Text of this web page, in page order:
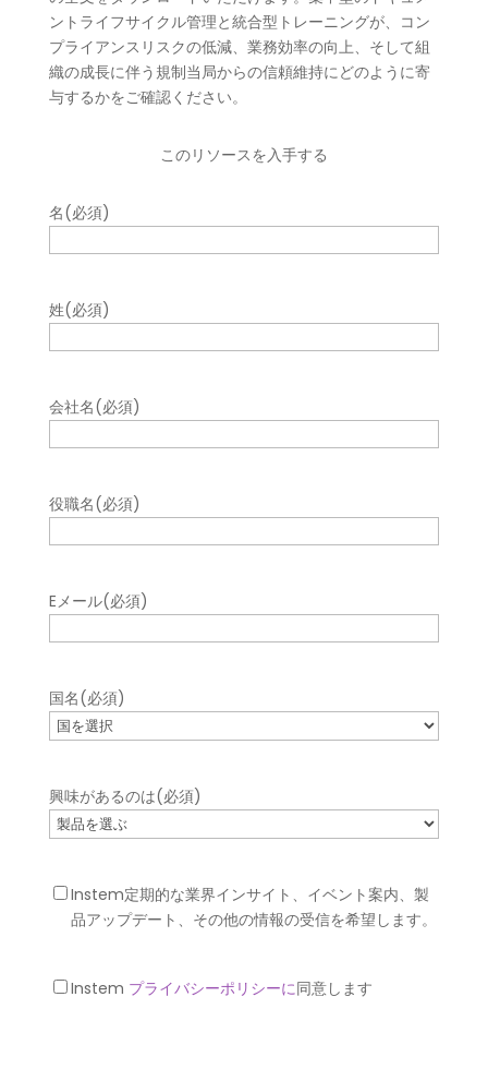
ントライフサイクル管理と統合型トレーニングが、コン
プライアンスリスクの低減、業務効率の向上、そして組
織の成長に伴う規制当局からの信頼維持にどのように寄
与するかをご確認ください。
このリソースを入手する
名(必須)
姓(必須)
会社名(必須)
役職名(必須)
Eメール(必須)
国名(必須)
興味があるのは(必須)
ニ
レ
Instem定期的な業界インサイト、イベント案内、製
品アップデート、その他の情報の受信を希望します。
プ Instem プライバシーポリシーに同意します